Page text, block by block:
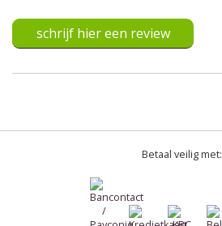
schrijf hier een review
Betaal veilig met: